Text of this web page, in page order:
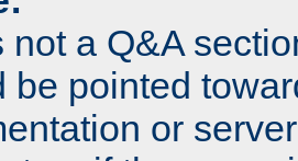
not a Q&A
be pointed
or